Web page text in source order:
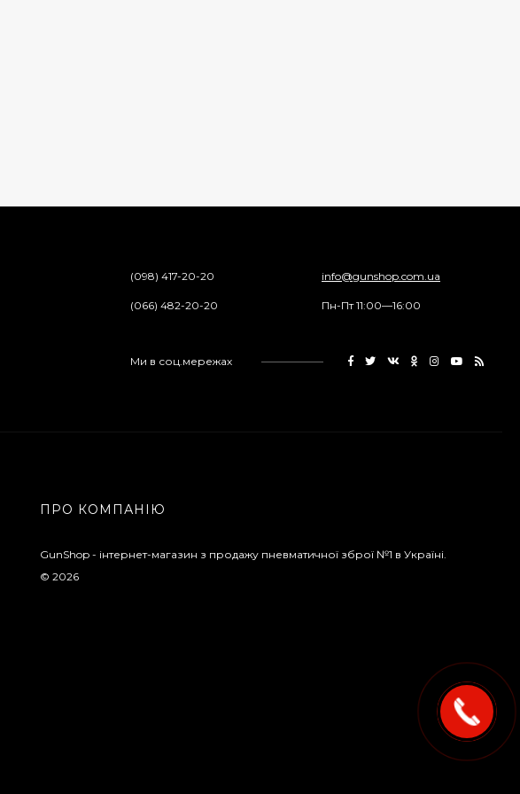
(098) 417-20-20
(066) 482-20-20
info@gunshop.com.ua
Пн-Пт 11:00—16:00
Ми в соц.мережах
ПРО КОМПАНІЮ
GunShop - інтернет-магазин з продажу пневматичної зброї №1 в Україні.
© 2026